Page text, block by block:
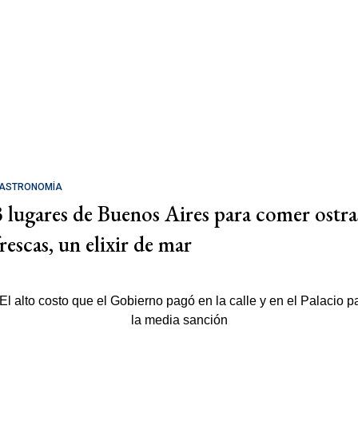
lugares de Buenos Aires para comer
un elixir de mar